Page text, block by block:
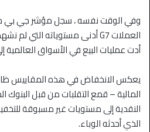
وفي الوقت نفسه ، سجل مؤشر جي بي
أدت عمليات البيع في الأسواق العالمية
يعكس الانخفاض في هذه المقاييس
المالية – قمع التقلبات من قبل
النقدية إلى مستويات غير مسبوقة
الذي أحدثه الوباء.